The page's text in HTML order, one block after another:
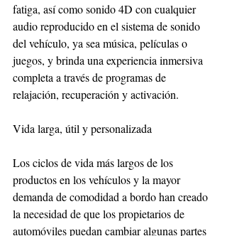
fatiga, así como sonido 4D con cualquier
audio reproducido en el sistema de sonido
del vehículo, ya sea música, películas o
juegos, y brinda una experiencia inmersiva
completa a través de programas de
relajación, recuperación y activación.
Vida larga, útil y personalizada
Los ciclos de vida más largos de los
productos en los vehículos y la mayor
demanda de comodidad a bordo han creado
la necesidad de que los propietarios de
automóviles puedan cambiar algunas partes